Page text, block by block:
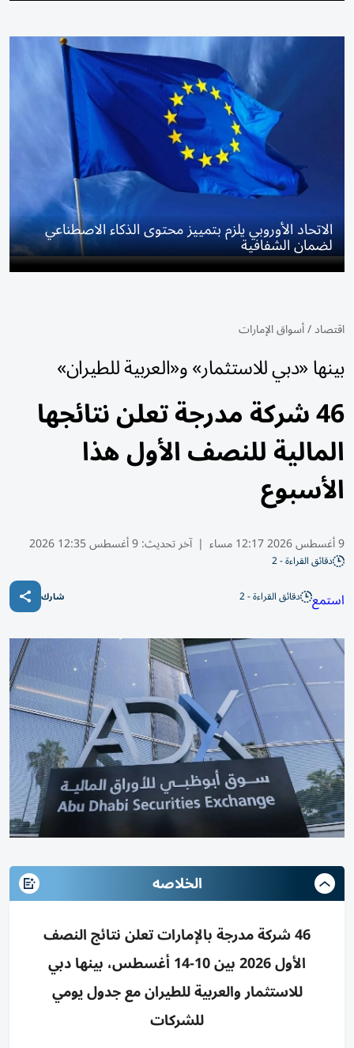
الاتحاد الأوروبي يلزم بتمييز محتوى الذكاء الاصطناعي
لضمان الشفافية
اقتصاد/أسواق الإمارات
بينها «دبي للاستثمار» و«العربية للطيران»
46 شركة مدرجة تعلن نتائجها
المالية للنصف الأول هذا
الأسبوع
9 أغسطس 2026 12:17 مساء | آخر تحديث:9 أغسطس 12:35 2026
دقائق القراءة - 2
استمع دقائق القراءة - 2 شارك
الخلاصه
46 شركة مدرجة بالإمارات تعلن نتائج النصف
الأول 2026 بين 10-14 أغسطس، بينها دبي
للاستثمار والعربية للطيران مع جدول يومي
للشركات